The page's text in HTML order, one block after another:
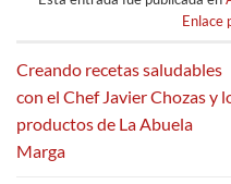
Enlace
Creando recetas saludables
con el Chef Javier Chozas y
productos de La Abuela
Marga